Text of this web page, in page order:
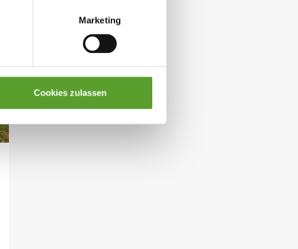
Marketing
Cookies zulassen